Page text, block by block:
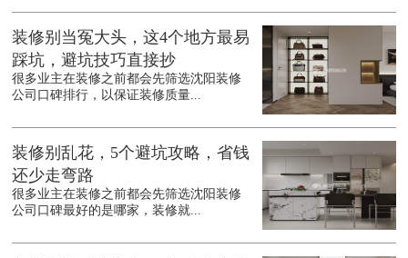
装修别当冤大头，这4个地方最易
踩坑，避坑技巧直接抄
很多业主在装修之前都会先筛选沈阳装修
公司口碑排行，以保证装修质量...
装修别乱花，5个避坑攻略，省钱
还少走弯路
很多业主在装修之前都会先筛选沈阳装修
公司口碑最好的是哪家，装修就...